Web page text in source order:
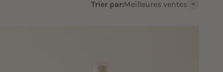
Trier par:Meilleures ventes